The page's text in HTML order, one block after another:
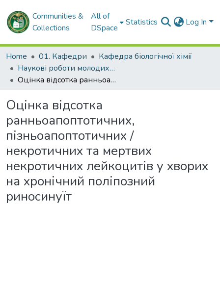
Communities &
Collections
All of
DSpace
Statistics Log In
Home 01. Кафедри
Кафедра біологічної хімії
Наукові роботи молодих дослідників. Кафедра біологічної хімії
Оцінка відсотка ранньоапоптотичних, пізньоапоптотичних / некротичних та мертвих некротичних лейкоцитів у хворих на хронічний поліпозний риносинуїт
Оцінка відсотка
ранньоапоптотичних,
пізньоапоптотичних /
некротичних та мертвих
некротичних лейкоцитів у хворих
на хронічний поліпозний
риносинуїт